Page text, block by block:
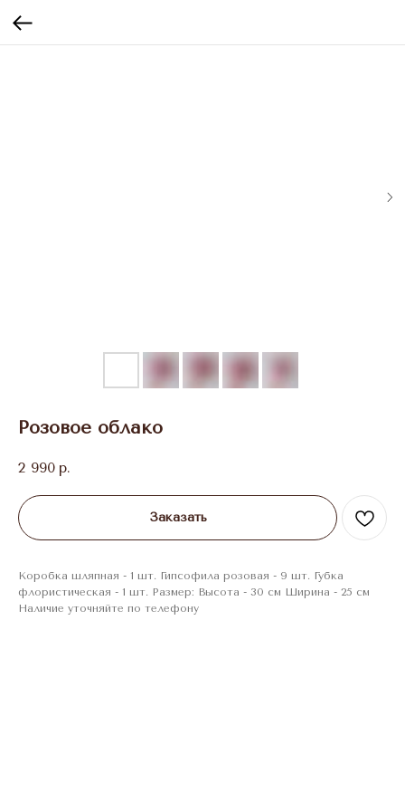
Розовое облако
2 990 р.
Заказать
Коробка шляпная - 1 шт. Гипсофила розовая - 9 шт. Губка
флористическая - 1 шт. Размер: Высота - 30 см Ширина - 25 см
Наличие уточняйте по телефону